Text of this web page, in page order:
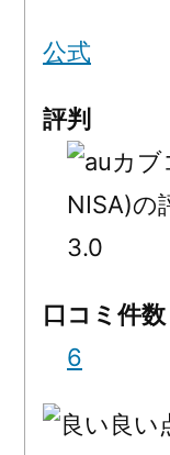
公式
評判
3.0
口コミ件数
6
良い